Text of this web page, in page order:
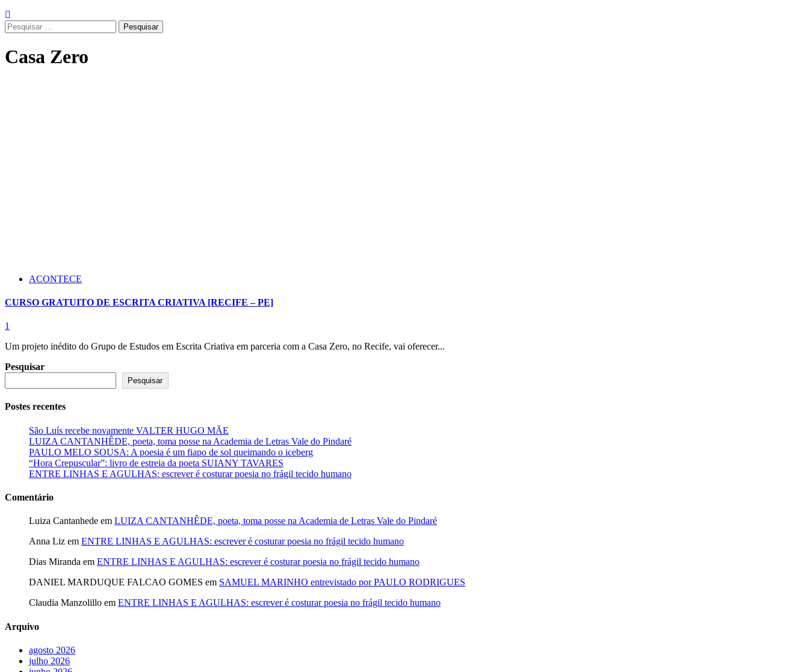
Pesquisar
por:
Casa Zero
ACONTECE
CURSO GRATUITO DE ESCRITA CRIATIVA [RECIFE – PE]
1
Um projeto inédito do Grupo de Estudos em Escrita Criativa em parceria com a Casa Zero, no Recife, vai oferecer...
Pesquisar
Pesquisar
Postes recentes
São Luís recebe novamente VALTER HUGO MÃE
LUIZA CANTANHÊDE, poeta, toma posse na Academia de Letras Vale do Pindaré
PAULO MELO SOUSA: A poesia é um fiapo de sol queimando o iceberg
“Hora Crepuscular”: livro de estreia da poeta SUIANY TAVARES
ENTRE LINHAS E AGULHAS: escrever é costurar poesia no frágil tecido humano
Comentário
Luiza Cantanhede em LUIZA CANTANHÊDE, poeta, toma posse na Academia de Letras Vale do Pindaré
Anna Liz em ENTRE LINHAS E AGULHAS: escrever é costurar poesia no frágil tecido humano
Dias Miranda em ENTRE LINHAS E AGULHAS: escrever é costurar poesia no frágil tecido humano
DANIEL MARDUQUE FALCAO GOMES em SAMUEL MARINHO entrevistado por PAULO RODRIGUES
Claudia Manzolillo em ENTRE LINHAS E AGULHAS: escrever é costurar poesia no frágil tecido humano
Arquivo
agosto 2026
julho 2026